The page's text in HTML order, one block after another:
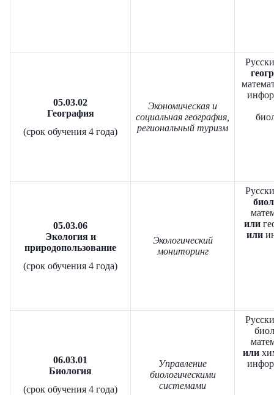
05.03.02
География
(срок обучения 4 года)
Экономическая и
социальная география,
региональный туризм
05.03.06
Экология и
природопользование
(срок обучения 4 года)
Экологический
мониторинг
или
или
06.03.01
Биология
(срок обучения 4 года)
Управление
биологическими
системами
или